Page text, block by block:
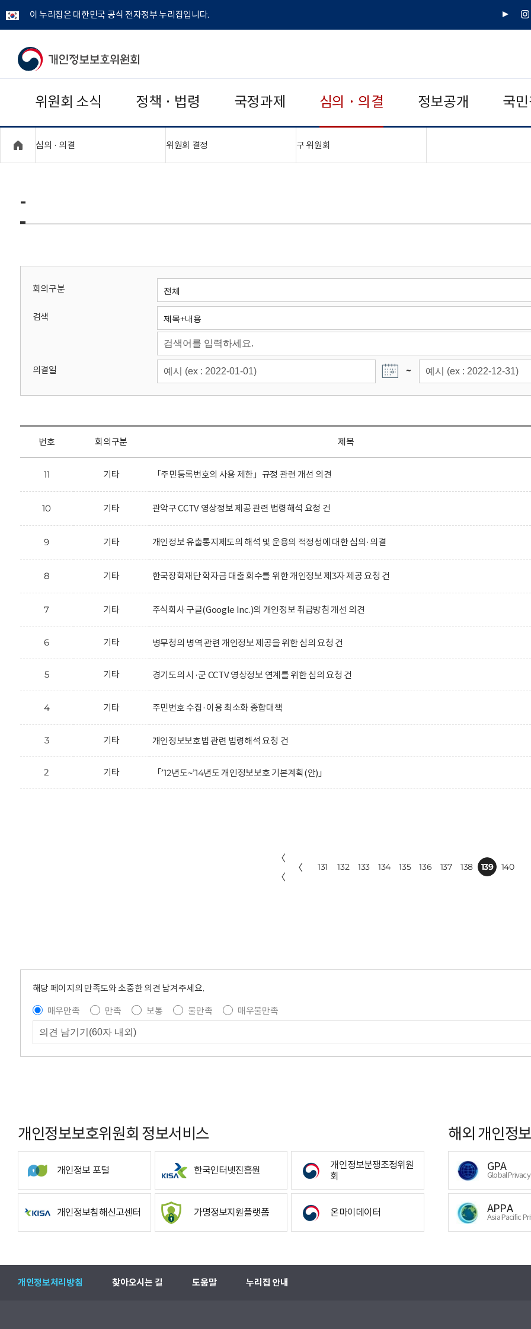
이 누리집은 대한민국 공식 전자정부 누리집입니다.
유
인
개
보
보
위
회
위원회 소식 정책 · 법령 국정과제 심의 · 의결 정보공개 국
심의 · 의결 위원회 결정 구 위원회
-
회의구분
검색
의결일 ~
번호 회의구분 제목
11 기타 「주민등록번호의 사용 제한」규정 관련 개선 의견
10 기타 관악구 CCTV 영상정보 제공 관련 법령해석 요청 건
9 기타 개인정보 유출통지제도의 해석 및 운용의 적정성에 대한 심의·의결
8 기타 한국장학재단 학자금 대출 회수를 위한 개인정보 제3자 제공 요청 건
7 기타 주식회사 구글(Google Inc.)의 개인정보 취급방침 개선 의견
6 기타 병무청의 병역 관련 개인정보 제공을 위한 심의 요청 건
5 기타 경기도의 시·군 CCTV 영상정보 연계를 위한 심의 요청 건
4 기타 주민번호 수집·이용 최소화 종합대책
3 기타 개인정보보호법 관련 법령해석 요청 건
2 기타 「’12년도~’14년도 개인정보보호 기본계획(안)」
〈
〈
〈 131 132 133 134 135 136 137 138 139 140
해당 페이지의 만족도와 소중한 의견 남겨주세요.
매우만족
만족 보통 불만족 매우불만족
개인정보보호위원회 정보서비스
개인정보 포털 한국인터넷진흥원
개인정보분쟁조정위원
회
개인정보침해신고센터 가명정보지원플랫폼 온마이데이터
해외 개인정
GPA
Global
APPA
Asia Pacific
개인정보처리방침 찾아오시는 길 도움말 누리집 안내